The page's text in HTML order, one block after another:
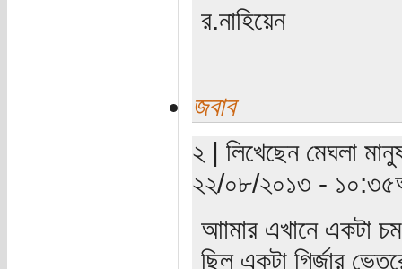
র.নাহিয়েন
জবাব
২ | লিখেছেন মেঘলা
২২/০৮/২০১৩ -
আামার এখানে একটা
ছিল একটা গির্জার